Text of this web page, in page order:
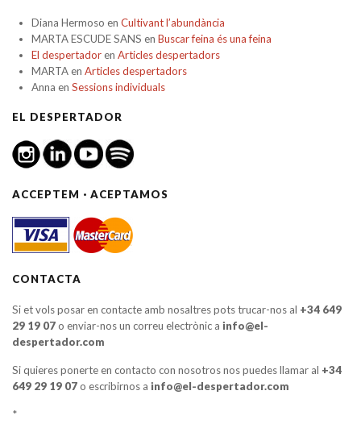
Diana Hermoso en Cultivant l’abundància
MARTA ESCUDE SANS en Buscar feina és una feina
El despertadoren Articles despertadors
MARTAen Articles despertadors
Anna en Sessions individuals
EL DESPERTADOR
ACCEPTEM · ACEPTAMOS
CONTACTA
Si et vols posar en contacte amb nosaltres pots trucar-nos al +34 649
29 19 07o enviar-nos un correu electrònic a info@el-
despertador.com
Si quieres ponerte en contacto con nosotros nos puedes llamar al +34
649 29 19 07o escribirnos a info@el-despertador.com
*